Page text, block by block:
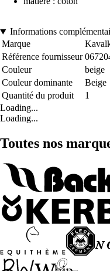
Informations
Marque
Référence fournisseur
Couleur
beige
Couleur dominante
Beige
Quantité du produit
1
Loading...
Loading...
Toutes nos